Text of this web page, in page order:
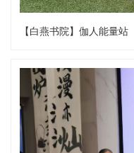
【白燕书院】伽人能量站